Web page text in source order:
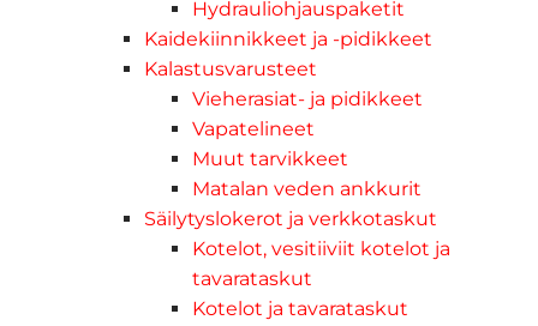
Hydrauliohjauspaketit
Kaidekiinnikkeet ja -pidikkeet
Kalastusvarusteet
Vieherasiat- ja pidikkeet
Vapatelineet
Muut tarvikkeet
Matalan veden ankkurit
Säilytyslokerot ja verkkotaskut
Kotelot, vesitiiviit kotelot ja
tavarataskut
Kotelot ja tavarataskut